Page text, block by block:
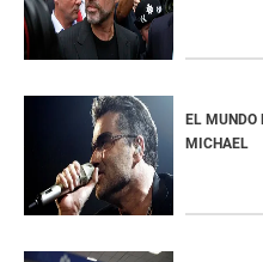
EL MUNDO
MICHAEL